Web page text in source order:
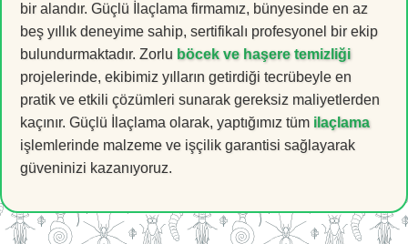
bir alandır. Güçlü İlaçlama firmamız, bünyesinde en az
beş yıllık deneyime sahip, sertifikalı profesyonel bir ekip
bulundurmaktadır. Zorlu böcek ve haşere temizliği
projelerinde, ekibimiz yılların getirdiği tecrübeyle en
pratik ve etkili çözümleri sunarak gereksiz maliyetlerden
kaçınır. Güçlü İlaçlama olarak, yaptığımız tüm ilaçlama
işlemlerinde malzeme ve işçilik garantisi sağlayarak
güveninizi kazanıyoruz.